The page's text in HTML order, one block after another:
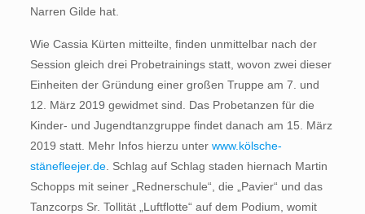
Narren Gilde hat.
Wie Cassia Kürten mitteilte, finden unmittelbar nach der
Session gleich drei Probetrainings statt, wovon zwei dieser
Einheiten der Gründung einer großen Truppe am 7. und
12. März 2019 gewidmet sind. Das Probetanzen für die
Kinder- und Jugendtanzgruppe findet danach am 15. März
2019 statt. Mehr Infos hierzu unter www.kölsche-
stänefleejer.de. Schlag auf Schlag staden hiernach Martin
Schopps mit seiner „Rednerschule“, die „Pavier“ und das
Tanzcorps Sr. Tollität „Luftflotte“ auf dem Podium, womit